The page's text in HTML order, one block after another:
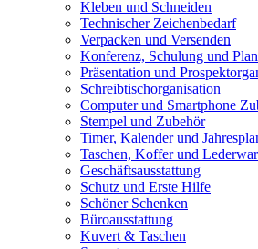
Kleben und Schneiden
Technischer Zeichenbedarf
Verpacken und Versenden
Konferenz, Schulung und
Präsentation und
Schreibtischorganisation
Computer und Smartphone
Stempel und Zubehör
Timer, Kalender und
Taschen, Koffer und
Geschäftsausstattung
Schutz und Erste Hilfe
Schöner Schenken
Büroausstattung
Kuvert & Taschen